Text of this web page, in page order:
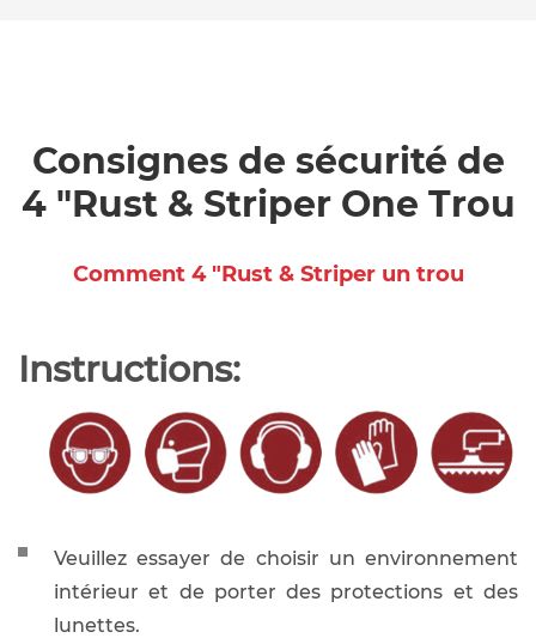
Consignes de sécurité de
4 "Rust & Striper One Trou
Comment 4 "Rust & Striper un trou
Instructions:
Veuillez essayer de choisir un environnement
intérieur et de porter des protections et des
lunettes.